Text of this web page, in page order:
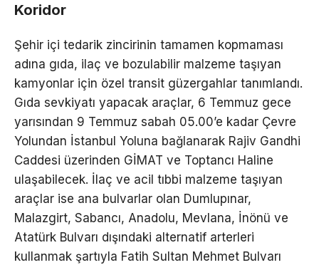
Koridor
Şehir içi tedarik zincirinin tamamen kopmaması
adına gıda, ilaç ve bozulabilir malzeme taşıyan
kamyonlar için özel transit güzergahlar tanımlandı.
Gıda sevkiyatı yapacak araçlar, 6 Temmuz gece
yarısından 9 Temmuz sabah 05.00’e kadar Çevre
Yolundan İstanbul Yoluna bağlanarak Rajiv Gandhi
Caddesi üzerinden GİMAT ve Toptancı Haline
ulaşabilecek. İlaç ve acil tıbbi malzeme taşıyan
araçlar ise ana bulvarlar olan Dumlupınar,
Malazgirt, Sabancı, Anadolu, Mevlana, İnönü ve
Atatürk Bulvarı dışındaki alternatif arterleri
kullanmak şartıyla Fatih Sultan Mehmet Bulvarı